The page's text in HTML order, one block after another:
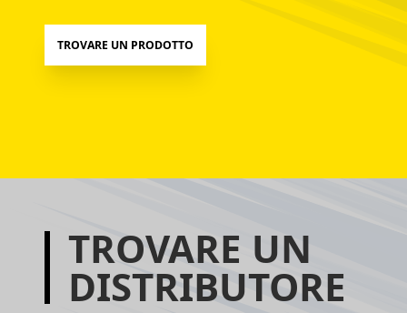
TROVARE UN PRODOTTO
TROVARE UN
DISTRIBUTORE